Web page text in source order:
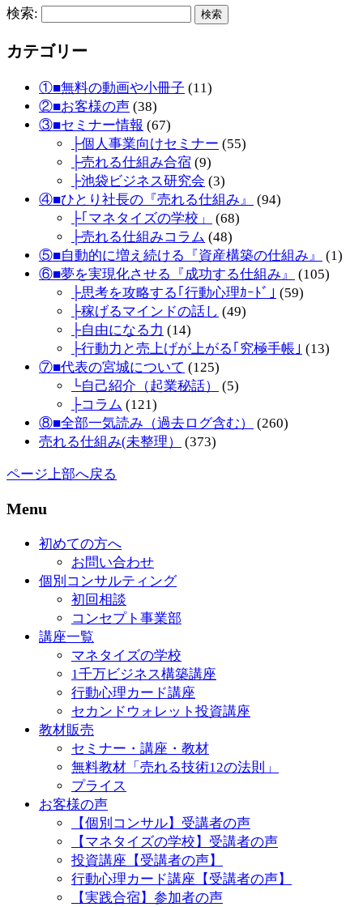
検索:
カテゴリー
①■無料の動画や小冊子 (11)
②■お客様の声 (38)
③■セミナー情報 (67)
├個人事業向けセミナー (55)
├売れる仕組み合宿 (9)
├池袋ビジネス研究会 (3)
④■ひとり社長の『売れる仕組み』
(94)
├｢マネタイズの学校」
(68)
├売れる仕組みコラム (48)
⑤■自動的に増え続ける『資産構築の仕組み』
(1)
⑥■夢を実現化させる『成功する仕組み』
(105)
├思考を攻略する｢行動心理ｶｰﾄﾞ｣ (59)
├稼げるマインドの話し (49)
├自由になる力 (14)
├行動力と売上げが上がる｢究極手帳｣ (13)
⑦■代表の宮城について (125)
└自己紹介（起業秘話）
(5)
├コラム (121)
⑧■全部一気読み（過去ログ含む）
(260)
売れる仕組み(未整理）
(373)
ページ上部へ戻る
Menu
初めての方へ
お問い合わせ
個別コンサルティング
初回相談
コンセプト事業部
講座一覧
マネタイズの学校
1千万ビジネス構築講座
行動心理カード講座
セカンドウォレット投資講座
教材販売
セミナー・講座・教材
無料教材「売れる技術12の法則」
プライス
お客様の声
【個別コンサル】受講者の声
【マネタイズの学校】受講者の声
投資講座【受講者の声】
行動心理カード講座【受講者の声】
【実践合宿】参加者の声